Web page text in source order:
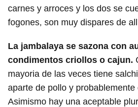
carnes y arroces y los dos se
fogones, son muy dispares de
La jambalaya se sazona con
condimentos criollos o cajun.
mayoria de las veces tiene
aparte de pollo y probablemente
Asimismo hay una aceptable